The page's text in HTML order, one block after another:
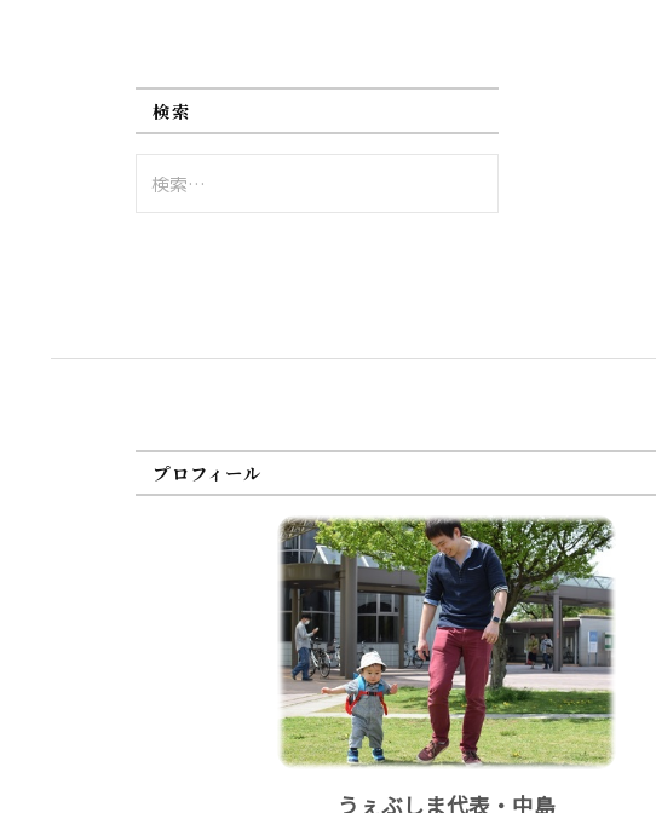
検索
索:
プロフィール
うぇぶしま代表・中島